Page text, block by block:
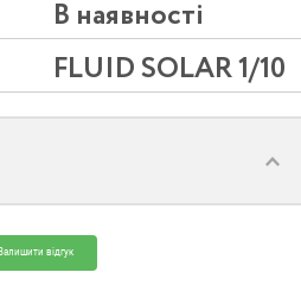
В наявності
FLUID SOLAR 1/10
відгук